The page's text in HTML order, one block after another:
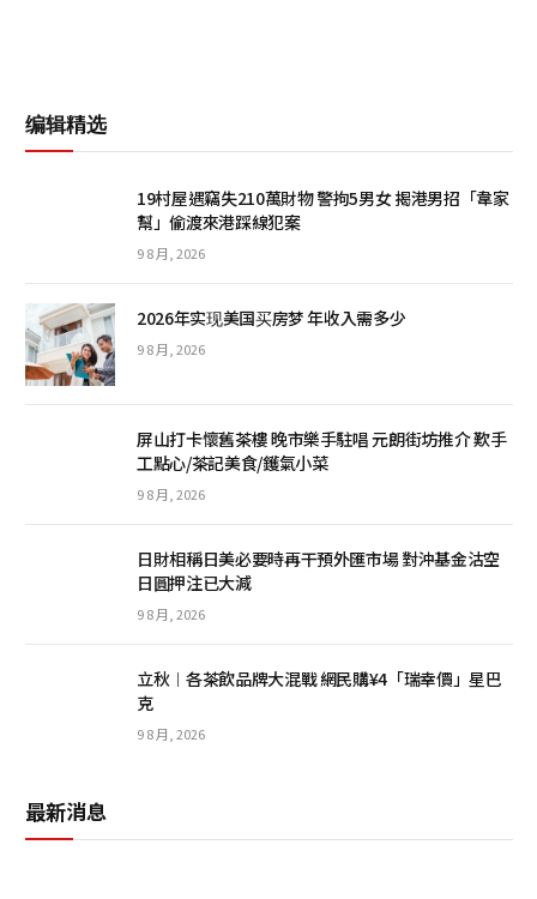
编辑精选
19村屋遇竊失210萬財物 警拘5男女 揭港男招「韋家
幫」偷渡來港踩線犯案
9 8 月, 2026
2026年实现美国买房梦 年收入需多少
9 8 月, 2026
屏山打卡懷舊茶樓 晚市樂手駐唱 元朗街坊推介 歎手
工點心/茶記美食/鑊氣小菜
9 8 月, 2026
日財相稱日美必要時再干預外匯市場 對沖基金沽空
日圓押注已大減
9 8 月, 2026
立秋︱各茶飲品牌大混戰 網民購¥4「瑞幸價」星巴
克
9 8 月, 2026
最新消息